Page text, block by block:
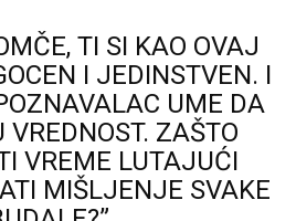
TI SI KAO OVAJ
I JEDINSTVEN. I
UME DA
VREDNOST. ZAŠTO
VREME LUTAJUĆI
MIŠLJENJE SVAKE